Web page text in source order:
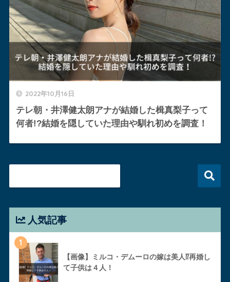
2022年10月16日
テレ朝・井澤健太朗アナが結婚した楫真梨子って
何者!?結婚を隠していた理由や馴れ初めを調査！
人気記事
1
【画像】ミルコ・デムーロの嫁は美人⁉︎再婚し
て子供は４人！